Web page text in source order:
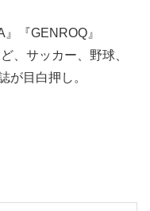
『GENROQ』
、サッカー、野球、
が目白押し。